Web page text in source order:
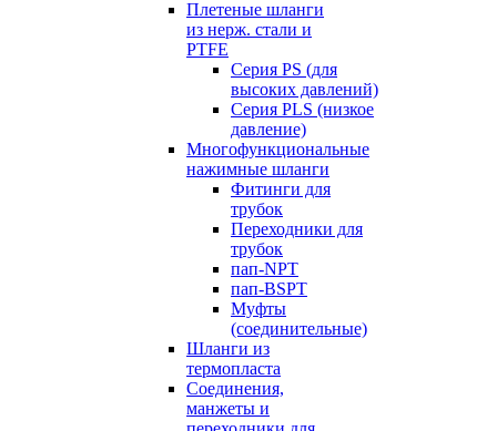
Плетеные шланги
из нерж. стали и
PTFE
Серия PS (для
высоких давлений)
Серия PLS (низкое
давление)
Многофункциональные
нажимные шланги
Фитинги для
трубок
Переходники для
трубок
пап-NPT
пап-BSPT
Муфты
(соединительные)
Шланги из
термопласта
Соединения,
манжеты и